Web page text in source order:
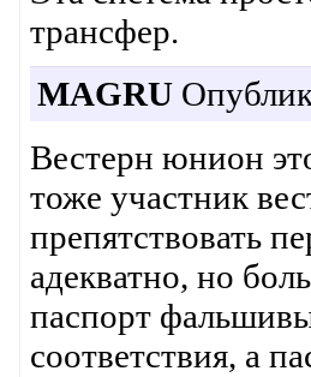
трансфер.
MAGRU
Вестерн юнион
тоже участник
препятствовать
адекватно, но
паспорт
соответствия, а